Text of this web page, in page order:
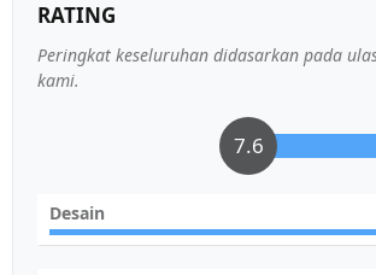
RATING
Peringkat keseluruhan didasarkan pada
kami.
7.6
Desain